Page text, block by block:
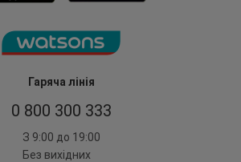
Гаряча лінія
0 800 300 333
З 9:00 до 19:00
Без вихідних